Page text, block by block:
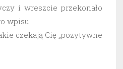
i wreszcie przekonało
wpisu.
czekają Cię „pozytywne